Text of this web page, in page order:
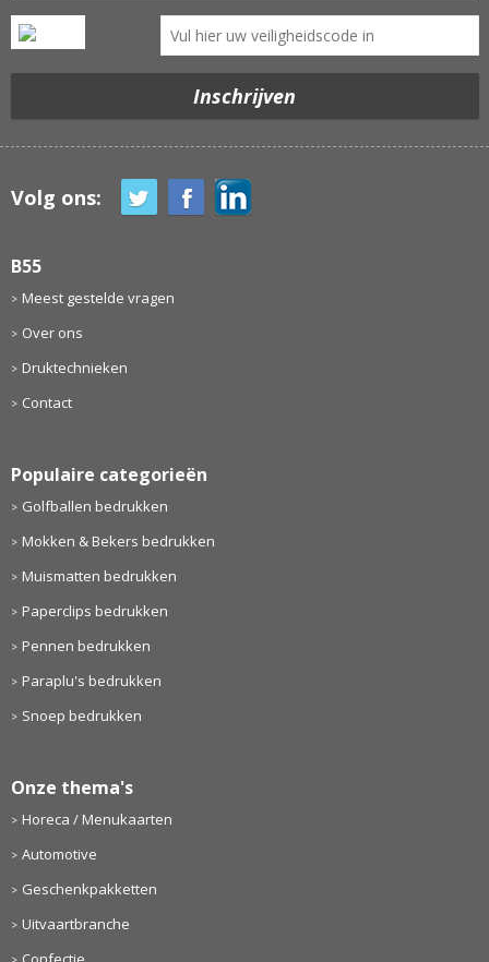
Volg ons:
B55
Meest gestelde vragen
Over ons
Druktechnieken
Contact
Populaire categorieën
Golfballen bedrukken
Mokken & Bekers bedrukken
Muismatten bedrukken
Paperclips bedrukken
Pennen bedrukken
Paraplu's bedrukken
Snoep bedrukken
Onze thema's
Horeca / Menukaarten
Automotive
Geschenkpakketten
Uitvaartbranche